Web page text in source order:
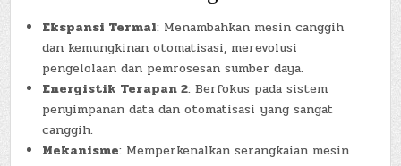
Ekspansi Termal: Menambahkan mesin canggih
dan kemungkinan otomatisasi, merevolusi
pengelolaan dan pemrosesan sumber daya.
Energistik Terapan 2: Berfokus pada sistem
penyimpanan data dan otomatisasi yang sangat
canggih.
Mekanisme: Memperkenalkan serangkaian mesin